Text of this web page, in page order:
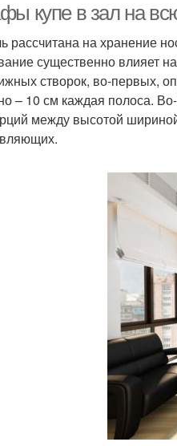
купе в зал на
рассчитана на хранение
существенно влияет
створок, во-первых,
– 10 см каждая полоса.
между высотой шириной